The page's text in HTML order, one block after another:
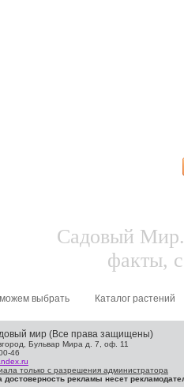
Садовый Мир.
факты,
выбрать Каталог растений
мир (Все права защищены)
Бульвар Мира д. 7, оф. 11
46
только с разрешения администратора
достоверность рекламы несет